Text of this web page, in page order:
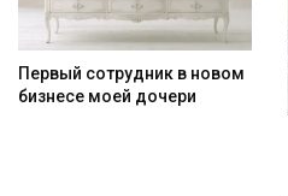
Первый сотрудник в новом
бизнесе моей дочери